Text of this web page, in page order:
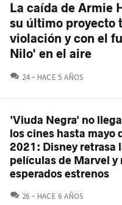
La caída de Armie
su último proyecto
violación y con el
Nilo' en el aire
24 COMENTARIOS
HACE 5 AÑOS
'Viuda Negra' no
los cines hasta mayo
2021: Disney retrasa
películas de Marvel y
esperados estrenos
26 COMENTARIOS
HACE 6 AÑOS